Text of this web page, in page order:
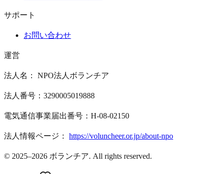
サポート
お問い合わせ
運営
法人名： NPO法人ボランチア
法人番号：3290005019888
電気通信事業届出番号：H-08-02150
法人情報ページ： https://voluncheer.or.jp/about-npo
© 2025–2026 ボランチア. All rights reserved.